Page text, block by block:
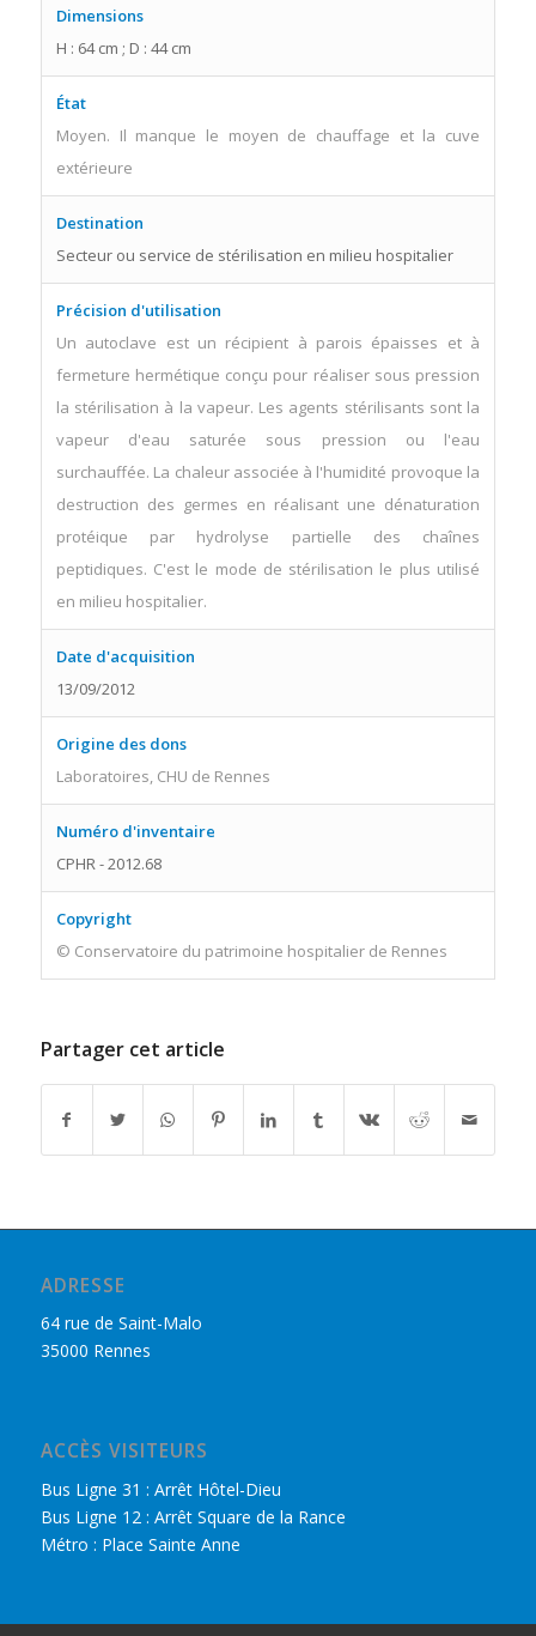
Dimensions
H : 64 cm ; D : 44 cm
État
Moyen. Il manque le moyen de chauffage et la cuve
extérieure
Destination
Secteur ou service de stérilisation en milieu hospitalier
Précision d'utilisation
Un autoclave est un récipient à parois épaisses et à
fermeture hermétique conçu pour réaliser sous pression
la stérilisation à la vapeur. Les agents stérilisants sont la
vapeur d'eau saturée sous pression ou l'eau
surchauffée. La chaleur associée à l'humidité provoque la
destruction des germes en réalisant une dénaturation
protéique par hydrolyse partielle des chaînes
peptidiques. C'est le mode de stérilisation le plus utilisé
en milieu hospitalier.
Date d'acquisition
13/09/2012
Origine des dons
Laboratoires, CHU de Rennes
Numéro d'inventaire
CPHR - 2012.68
Copyright
© Conservatoire du patrimoine hospitalier de Rennes
Partager cet article
ADRESSE
64 rue de Saint-Malo
35000 Rennes
ACCÈS VISITEURS
Bus Ligne 31 : Arrêt Hôtel-Dieu
Bus Ligne 12 : Arrêt Square de la Rance
Métro : Place Sainte Anne